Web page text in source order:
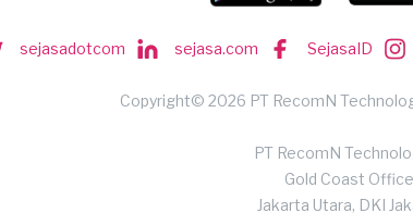
sejasadotcom sejasa.com SejasaID
Copyright© 2026 PT RecomN
PT RecomN
Gold Coast Office
Jakarta Utara, DKI